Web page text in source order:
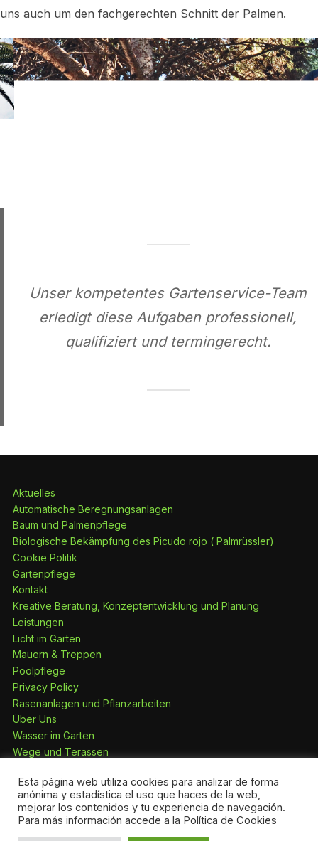
uns auch um den fachgerechten Schnitt der Palmen.
Unser kompetentes Gartenservice-Team
erledigt diese Aufgaben professionell,
qualifiziert und termingerecht.
Aktuelles
Automatische Beregnungsanlagen
Baum und Palmenpflege
Biologische Bekämpfung des Picudo rojo ( Palmrüssler)
Cookie Politik
Gartenpflege
Kontakt
Kreative Beratung, Konzeptentwicklung und Planung
Leistungen
Licht im Garten
Mauern & Treppen
Poolpflege
Privacy Policy
Rasenanlagen und Pflanzarbeiten
Über Uns
Wasser im Garten
Wege und Terassen
Privacy Policy
Esta página web utiliza cookies para analizar de forma
anónima y estadística el uso que haces de la web,
mejorar los contenidos y tu experiencia de navegación.
Para más información accede a la Política de Cookies